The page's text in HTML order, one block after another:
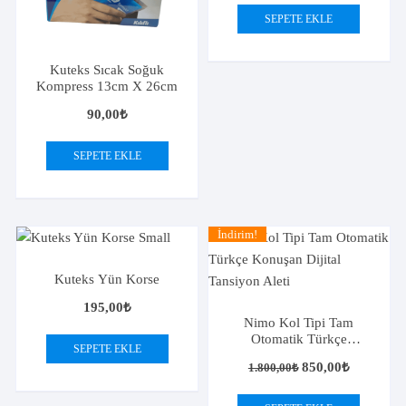
Kuteks Sıcak Soğuk
Kompress 13cm X 26cm
90,00₺
SEPETE EKLE
SEPETE EKLE
Kuteks Yün Korse
195,00₺
SEPETE EKLE
İndirim!
Nimo Kol Tipi Tam
Otomatik Türkçe
Aleti
1.800,00₺ Orijinal
1.800,00₺.
850,00₺Şu
fiyat: